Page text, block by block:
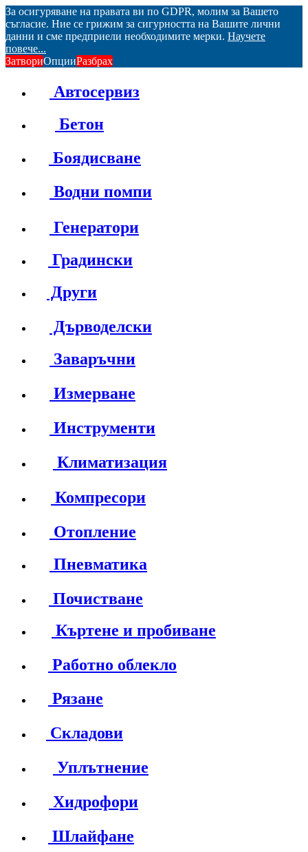
За осигуряване на правата ви по GDPR, молим за Вашето
съгласие. Ние се грижим за сигурността на Вашите лични
данни и сме предприели необходимите мерки. Научете
повече...
ЗатвориОпцииРазбрах
Автосервиз
Бетон
Боядисване
Водни помпи
Генератори
Градински
Други
Дърводелски
Заваръчни
Измерване
Инструменти
Климатизация
Компресори
Отопление
Пневматика
Почистване
Къртене и пробиване
Работно облекло
Рязане
Складови
Уплътнение
Хидрофори
Шлайфане